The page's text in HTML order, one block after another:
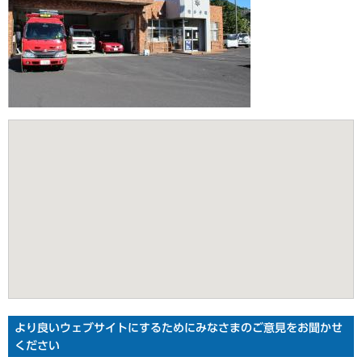
より良いウェブサイトにするためにみなさまのご意見をお聞かせ
ください